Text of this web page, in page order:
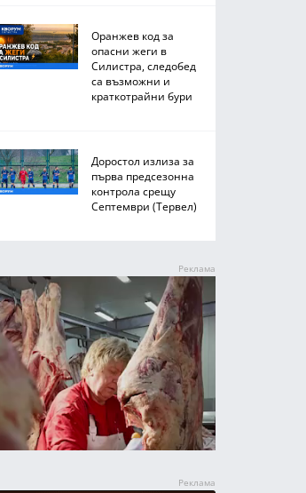
Оранжев код за
опасни жеги в
Силистра, следобед
са възможни и
краткотрайни бури
Доростол излиза за
първа предсезонна
контрола срещу
Септември (Тервел)